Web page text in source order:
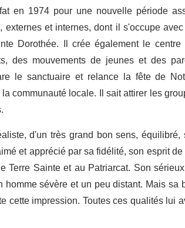
en 1974 pour une nouvelle période
et internes, dont il s'occupe
Dorothée. Il crée également le
des mouvements de jeunes et des
le sanctuaire et relance la fête de
communauté locale. Il sait attirer les
d'un très grand bon sens,
et apprécié par sa fidélité, son esprit
Terre Sainte et au Patriarcat. Son
sévère et un peu distant. Mais
cette impression. Toutes ces qualités lui